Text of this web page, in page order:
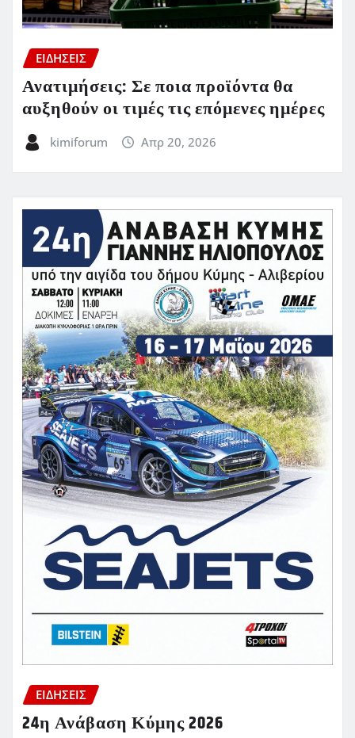
ΕΙΔΗΣΕΙΣ
Ανατιμήσεις: Σε ποια προϊόντα θα
αυξηθούν οι τιμές τις επόμενες ημέρες
kimiforum Απρ 20, 2026
ΕΙΔΗΣΕΙΣ
24η Ανάβαση Κύμης 2026